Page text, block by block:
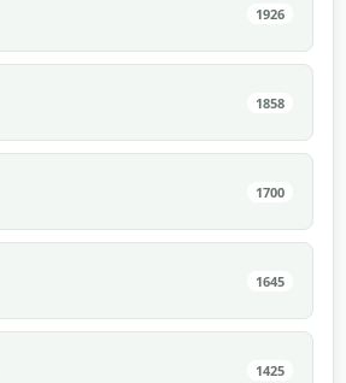
1926
1858
1700
1645
1425